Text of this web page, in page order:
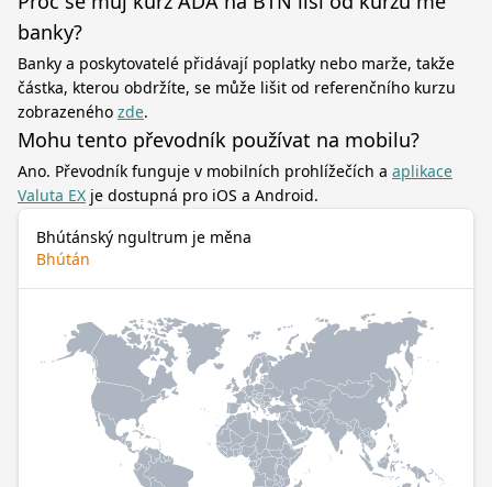
banky?
Banky a poskytovatelé přidávají poplatky nebo marže, takže
částka, kterou obdržíte, se může lišit od referenčního kurzu
zobrazeného zde.
Mohu tento převodník používat na mobilu?
Ano. Převodník funguje v mobilních prohlížečích a aplikace
Valuta EX je dostupná pro iOS a Android.
Bhútánský ngultrum je měna
Bhútán